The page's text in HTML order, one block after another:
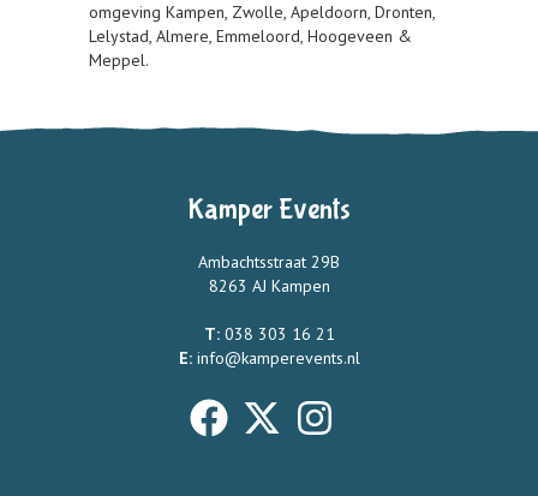
omgeving Kampen, Zwolle, Apeldoorn, Dronten,
Lelystad, Almere, Emmeloord, Hoogeveen &
Meppel.
Kamper Events
Ambachtsstraat 29B
8263 AJ Kampen
T: 038 303 16 21
E: info@kamperevents.nl